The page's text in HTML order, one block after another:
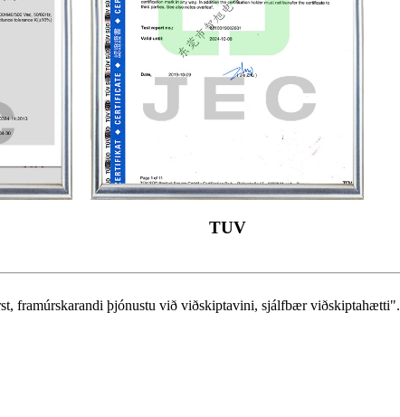
TUV
framúrskarandi þjónustu við viðskiptavini, sjálfbær viðskiptahætti".